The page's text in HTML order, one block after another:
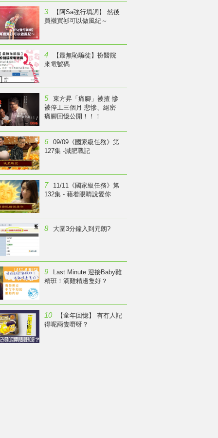
3
【阿Sa強行填詞】 然後
買襪買衫可以做風紀～
4
【最無恥騙徒】扮醫院
來電號碼
5
東方昇「痛腳」被揸 慘
被停工三個月 悲慘、絕密
痛腳回憶公開！！！
6
09/09《國家級任務》第
127集 -減肥戰記
7
11/11《國家級任務》第
132集 - 藉着眼睛說愛你
8 大圍3分鐘入到元朗?
9
Last Minute 迎接Baby雞
精班！滴雞精邊隻好？
10
【童年回憶】 有冇人記
得呢兩隻嘢呀？